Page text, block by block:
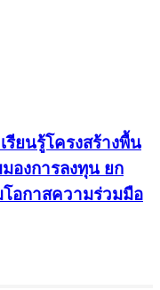
รียนรู้โครงสร้างพื้น
องการลงทุน ยก
โอกาสความร่วมมือ